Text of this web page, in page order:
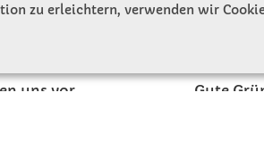
uns vor
Gute
zu erleichtern, verwenden wir